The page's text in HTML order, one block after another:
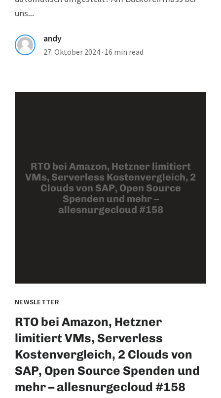
uns...
andy
27. Oktober 2024 · 16 min read
RTO bei Amazon, Hetzner limitiert
VMs, Serverless Kostenvergleich, 2
Clouds von SAP, Open Source
Spenden und mehr –
allesnurgecloud #158
NEWSLETTER
RTO bei Amazon, Hetzner
limitiert VMs, Serverless
Kostenvergleich, 2 Clouds von
SAP, Open Source Spenden und
mehr – allesnurgecloud #158